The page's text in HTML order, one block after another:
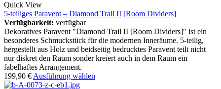
Quick View
5-teiliges Paravent – Diamond Trail II [Room Dividers]
Verfügbarkeit: verfügbar
Dekoratives Paravent "Diamond Trail II [Room Dividers]" ist ein
besonderes Schmuckstück für die modernen Inneräume. 5-teilig,
hergestellt aus Holz und beidseitig bedrucktes Paravent teilt nicht
nur diskret den Raum sonder kreiert auch in dem Raum ein
fabelhaftes Arrangement.
199,90 € Ausführung wählen